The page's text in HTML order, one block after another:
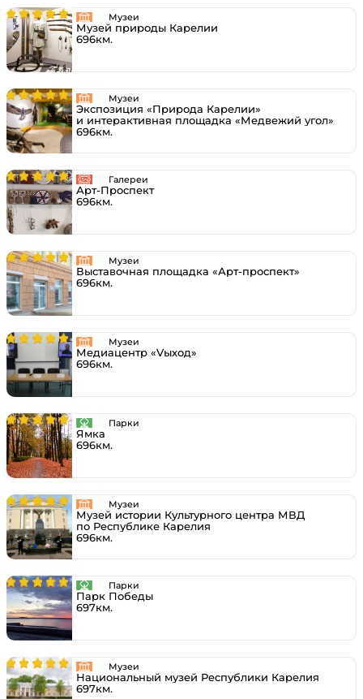
Музеи
Музей природы Карелии
696км.
Музеи
Экспозиция «Природа Карелии»
и интерактивная площадка «Медвежий угол»
696км.
Галереи
Арт-Проспект
696км.
Музеи
Выставочная площадка «Арт-проспект»
696км.
Музеи
Медиацентр «Vыход»
696км.
Парки
Ямка
696км.
Музеи
Музей истории Культурного центра МВД
по Республике Карелия
696км.
Парки
Парк Победы
697км.
Музеи
Национальный музей Республики Карелия
697км.